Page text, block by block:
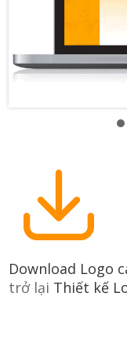
Download Logo
trở lại Thiết kế